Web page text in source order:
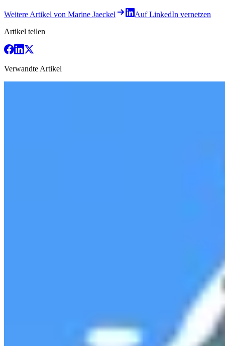
Weitere Artikel von Marine Jaeckel
Auf LinkedIn vernetzen
Artikel teilen
Verwandte Artikel